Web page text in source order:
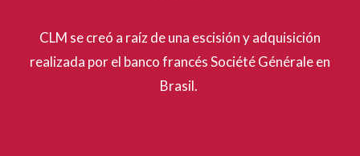
CLM se creó a raíz de una escisión y adquisición
realizada por el banco francés Société Générale en
Brasil.